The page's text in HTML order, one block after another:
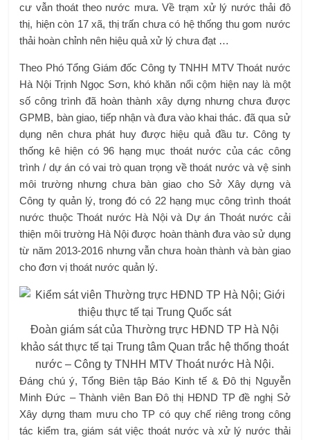
cư vẫn thoát theo nước mưa. Về trạm xử lý nước thải đô
thị, hiện còn 17 xã, thị trấn chưa có hệ thống thu gom nước
thải hoàn chỉnh nên hiệu quả xử lý chưa đạt …
Theo Phó Tổng Giám đốc Công ty TNHH MTV Thoát nước
Hà Nội Trịnh Ngọc Sơn, khó khăn nổi cộm hiện nay là một
số công trình đã hoàn thành xây dựng nhưng chưa được
GPMB, bàn giao, tiếp nhận và đưa vào khai thác. đã qua sử
dụng nên chưa phát huy được hiệu quả đầu tư. Công ty
thống kê hiện có 96 hạng mục thoát nước của các công
trình / dự án có vai trò quan trọng về thoát nước và vệ sinh
môi trường nhưng chưa bàn giao cho Sở Xây dựng và
Công ty quản lý, trong đó có 22 hạng mục công trình thoát
nước thuộc Thoát nước Hà Nội và Dự án Thoát nước cải
thiện môi trường Hà Nội được hoàn thành đưa vào sử dụng
từ năm 2013-2016 nhưng vẫn chưa hoàn thành và bàn giao
cho đơn vị thoát nước quản lý.
Đoàn giám sát của Thường trực HĐND TP Hà Nội
khảo sát thực tế tại Trung tâm Quan trắc hệ thống thoát
nước – Công ty TNHH MTV Thoát nước Hà Nội.
Đáng chú ý, Tổng Biên tập Báo Kinh tế & Đô thị Nguyễn
Minh Đức – Thành viên Ban Đô thị HĐND TP đề nghị Sở
Xây dựng tham mưu cho TP có quy chế riêng trong công
tác kiểm tra, giám sát việc thoát nước và xử lý nước thải